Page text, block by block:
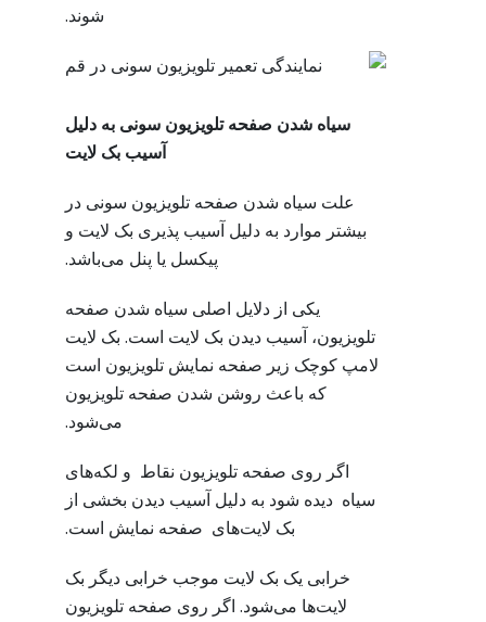
شوند.
سیاه شدن صفحه تلویزیون سونی به دلیل
آسیب بک لایت
علت سیاه شدن صفحه تلویزیون سونی در
بیشتر موارد به دلیل آسیب پذیری بک لایت و
پیکسل یا پنل می‌باشد.
یکی از دلایل اصلی سیاه شدن صفحه
تلویزیون، آسیب دیدن بک لایت است. بک لایت
لامپ کوچک زیر صفحه نمایش تلویزیون است
که باعث روشن شدن صفحه تلویزیون
می‌شود.
اگر روی صفحه تلویزیون نقاط و لکه‌های
سیاه دیده شود به دلیل آسیب دیدن بخشی از
بک لایت‌های صفحه نمایش است.
خرابی یک بک لایت موجب خرابی دیگر بک
لایت‌ها می‌شود. اگر روی صفحه تلویزیون